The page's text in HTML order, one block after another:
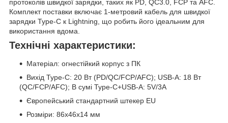
протоколів швидкої зарядки, таких як PD, QC3.0, FCP та AFC.
Комплект поставки включає 1-метровий кабель для швидкої
зарядки Type-C к Lightning, що робить його ідеальним для
використання вдома.
Технічні характеристики:
Матеріал: огнестійкий корпус з ПК
Вихід Type-C: 20 Вт (PD/QC/FCP/AFC); USB-A: 18 Вт
(QC/FCP/AFC); В сумі Type-C+USB-A: 5V/3A
Європейський стандартний штекер EU
Розміри: 86x46x14 мм